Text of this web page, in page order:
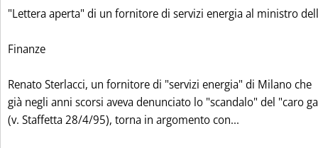
"Lettera aperta" di un fornitore di servizi energia al ministro
Finanze
Renato Sterlacci, un fornitore di "servizi energia" di Milano che
già negli anni scorsi aveva denunciato lo "scandalo" del "caro
(v. Staffetta 28/4/95), torna in argomento con...